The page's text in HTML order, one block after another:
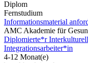
Diplom
Fernstudium
Informationsmaterial
AMC Akademie für
Diplomierte*r
Integrationsarbeiter*in
4-12 Monat(e)